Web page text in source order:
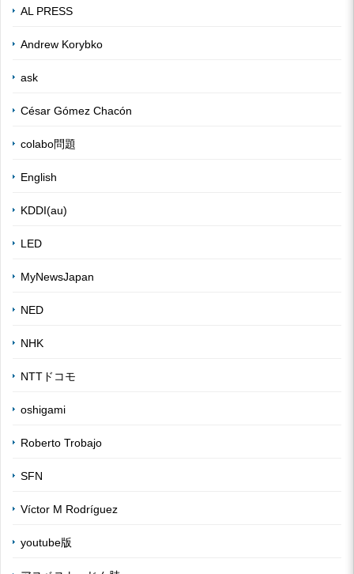
AL PRESS
Andrew Korybko
ask
César Gómez Chacón
colabo問題
English
KDDI(au)
LED
MyNewsJapan
NED
NHK
NTTドコモ
oshigami
Roberto Trobajo
SFN
Víctor M Rodríguez
youtube版